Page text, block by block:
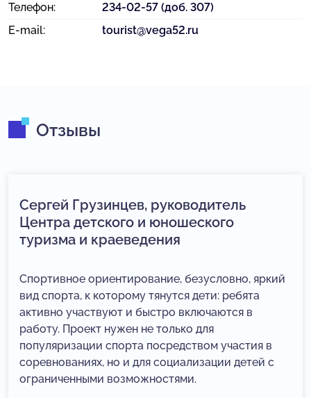
Телефон:
234-02-57 (доб. 307)
E-mail:
tourist@vega52.ru
Отзывы
Сергей Грузинцев, руководитель
Центра детского и юношеского
туризма и краеведения
Спортивное ориентирование, безусловно, яркий
вид спорта, к которому тянутся дети: ребята
активно участвуют и быстро включаются в
работу. Проект нужен не только для
популяризации спорта посредством участия в
соревнованиях, но и для социализации детей с
ограниченными возможностями.